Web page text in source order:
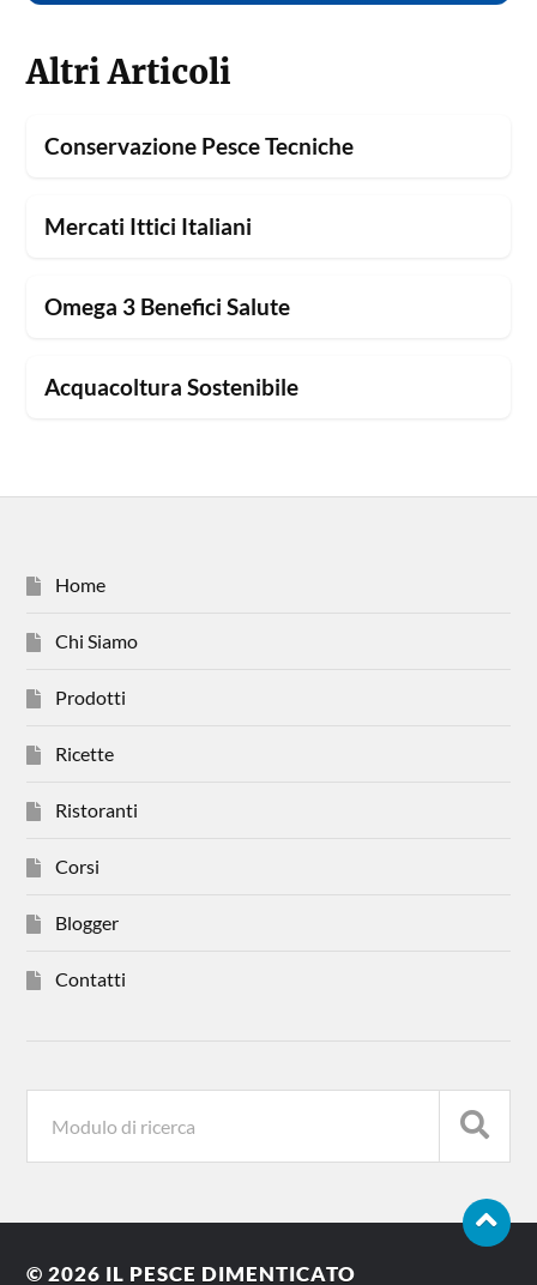
Altri Articoli
Conservazione Pesce Tecniche
Mercati Ittici Italiani
Omega 3 Benefici Salute
Acquacoltura Sostenibile
Home
Chi Siamo
Prodotti
Ricette
Ristoranti
Corsi
Blogger
Contatti
© 2026 IL PESCE DIMENTICATO